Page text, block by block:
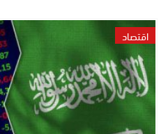
اقتصاد